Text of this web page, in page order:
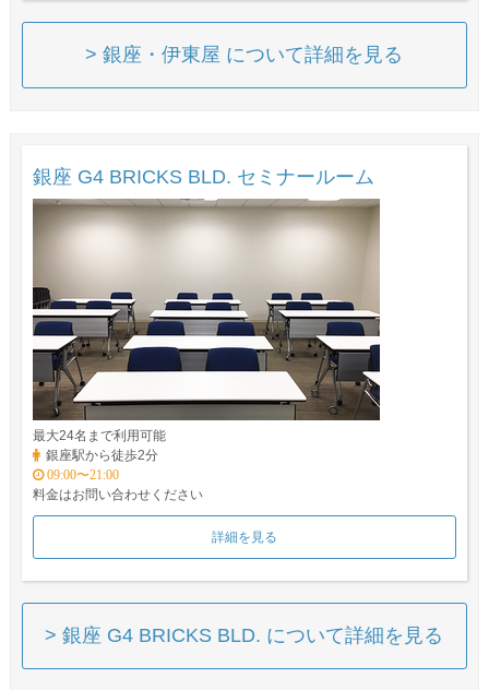
> 銀座・伊東屋 について詳細を見る
銀座 G4 BRICKS BLD. セミナールーム
最大24名まで利用可能
銀座駅から徒歩2分
09:00〜21:00
料金はお問い合わせください
詳細を見る
> 銀座 G4 BRICKS BLD. について詳細を見る